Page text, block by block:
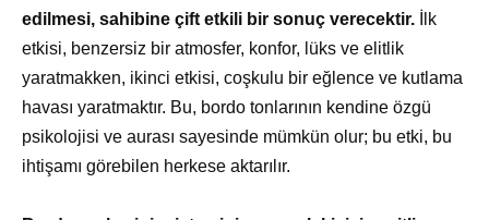
edilmesi, sahibine çift etkili bir sonuç verecektir. İlk
etkisi, benzersiz bir atmosfer, konfor, lüks ve elitlik
yaratmakken, ikinci etkisi, coşkulu bir eğlence ve kutlama
havası yaratmaktır. Bu, bordo tonlarının kendine özgü
psikolojisi ve aurası sayesinde mümkün olur; bu etki, bu
ihtişamı görebilen herkese aktarılır.